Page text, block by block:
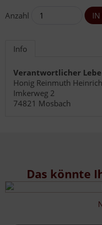
Anzahl
Info
Verantwortlicher
Honig Reinmuth
Imkerweg 2
74821 Mosbach
Das könnte